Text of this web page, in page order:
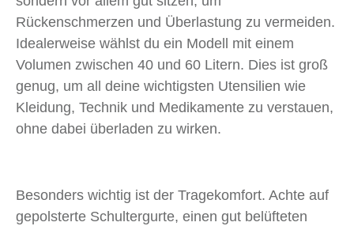
Rückenschmerzen und Überlastung zu vermeiden.
Idealerweise wählst du ein Modell mit einem
Volumen zwischen 40 und 60 Litern. Dies ist groß
genug, um all deine wichtigsten Utensilien wie
Kleidung, Technik und Medikamente zu verstauen,
ohne dabei überladen zu wirken.
Besonders wichtig ist der Tragekomfort. Achte auf
gepolsterte Schultergurte, einen gut belüfteten